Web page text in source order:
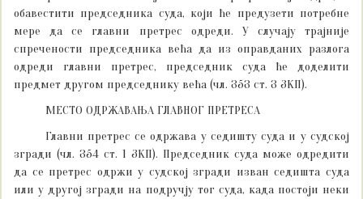
обавестити председника суда, који ће предузети потребне
мере да се главни претрес одреди. У случају трајније
спречености председника већа да из оправданих разлога
одреди главни претрес, председник суда ће доделити
предмет другом председнику већа (чл. 353 ст. 3 ЗКП).
МЕСТО ОДРЖАВАЊА ГЛАВНОГ ПРЕТРЕСА
Главни претрес се одржава у седишту суда и у судској
згради (чл. 354 ст. 1 ЗКП). Председник суда може одредити
да се претрес одржи у судској згради изван седишта суда
или у другој згради на подручју тог суда, када постоји неки